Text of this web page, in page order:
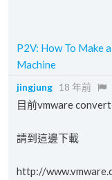
P2V: How To Make
Machine
jingjung 18 年前
目前vmware
請到這邊下載
http://